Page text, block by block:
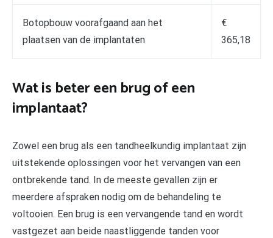
Botopbouw voorafgaand aan het
plaatsen van de implantaten
€
365,18
Wat is beter een brug of een
implantaat?
Zowel een brug als een tandheelkundig implantaat zijn
uitstekende oplossingen voor het vervangen van een
ontbrekende tand. In de meeste gevallen zijn er
meerdere afspraken nodig om de behandeling te
voltooien. Een brug is een vervangende tand en wordt
vastgezet aan beide naastliggende tanden voor